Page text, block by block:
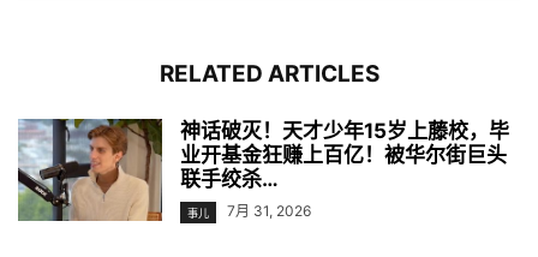
RELATED ARTICLES
神话破灭！天才少年15岁上藤校，毕
业开基金狂赚上百亿！被华尔街巨头
联手绞杀…
事儿 7月 31, 2026